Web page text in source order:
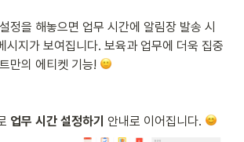
정을 해놓으면 업무 시간에 알림장 발송 시
시지가 보여집니다. 보육과 업무에 더욱 집중
만의 에티켓 기능!
업무 시간 설정하기 안내로 이어집니다.